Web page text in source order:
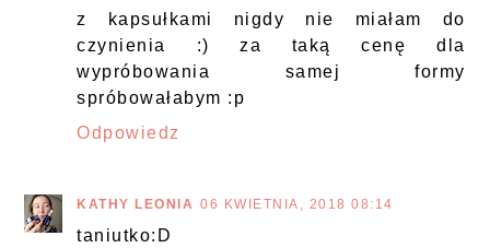
z kapsułkami nigdy nie miałam do
czynienia :) za taką cenę dla
wypróbowania samej formy
spróbowałabym :p
Odpowiedz
KATHY LEONIA 06 KWIETNIA, 2018 08:14
taniutko:D